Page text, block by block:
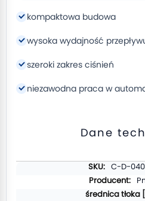
kompaktowa budowa
wysoka wydajność
szeroki zakres ciśnień
niezawodna praca w
Dane
C-D-